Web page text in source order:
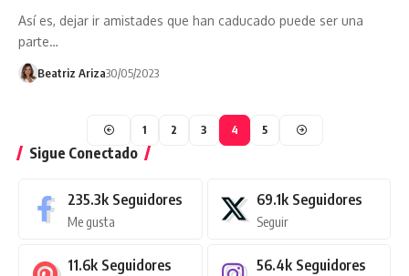
Así es, dejar ir amistades que han caducado puede ser una
parte…
Beatriz Ariza30/05/2023
1 2 3 4 5
Sigue Conectado
235.3k Seguidores
Me gusta
69.1k Seguidores
Seguir
11.6k Seguidores 56.4k Seguidores